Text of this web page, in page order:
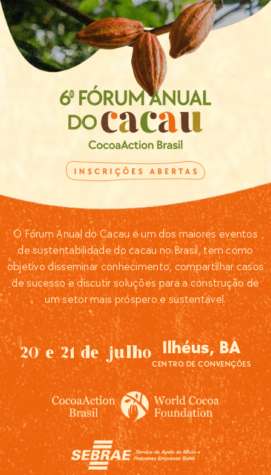
O Fórum Anual do Cacau é um dos maiores eventos
de sustentabilidade do cacau no Brasil, tem como
objetivo disseminar conhecimento, compartilhar casos
de sucesso e discutir soluções para a construção de
um setor mais próspero e sustentável.
20 e 21 de julho Ilhéus, BA
CENTRO DE CONVENÇÕES